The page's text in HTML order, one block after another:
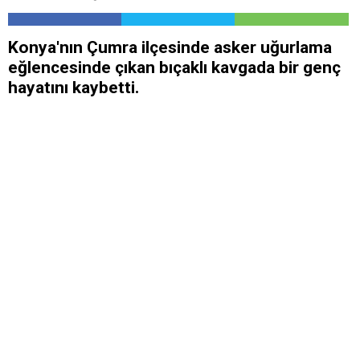
Konya'nın Çumra ilçesinde asker uğurlama
eğlencesinde çıkan bıçaklı kavgada bir genç
hayatını kaybetti.